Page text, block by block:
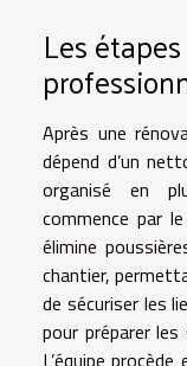
Les
Après une
dépend d’un
organisé en
commence par
élimine
chantier,
de sécuriser les
pour préparer
L’équipe